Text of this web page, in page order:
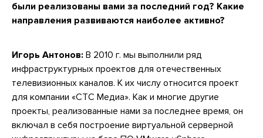
были реализованы вами за последний год? Какие
направления развиваются наиболее активно?
Игорь Антонов: В 2010 г. мы выполнили ряд
инфраструктурных проектов для отечественных
телевизионных каналов. К их числу относится проект
для компании «СТС Медиа». Как и многие другие
проекты, реализованные нами за последнее время, он
включал в себя построение виртуальной серверной